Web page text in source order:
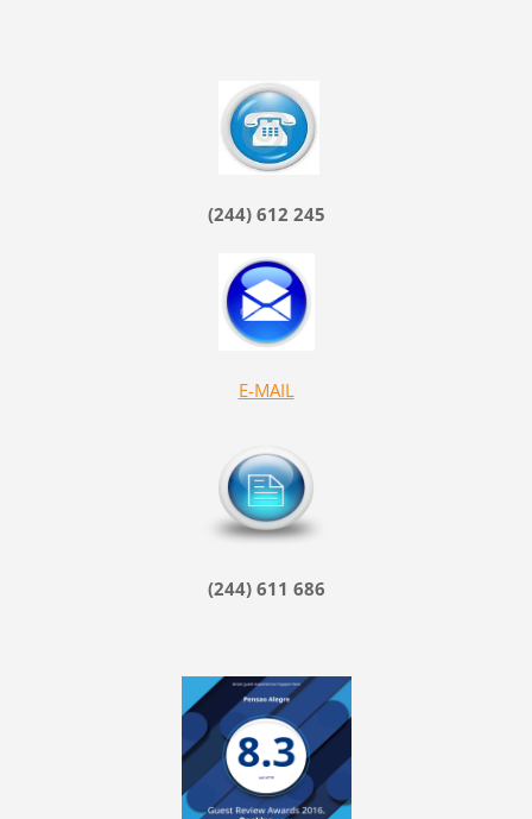
(244) 612 245
E-MAIL
(244) 611 686